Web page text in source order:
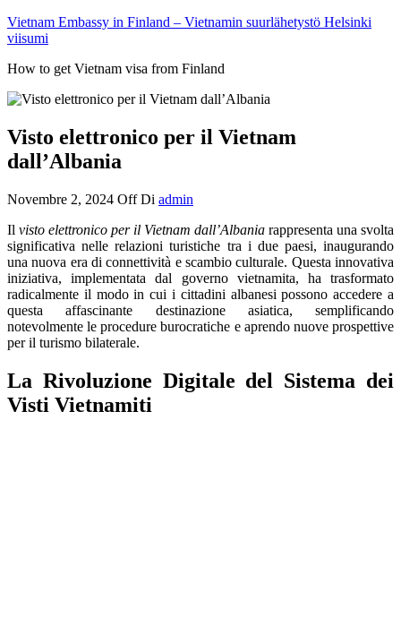
Vietnam Embassy in Finland – Vietnamin suurlähetystö Helsinki
viisumi
How to get Vietnam visa from Finland
Visto elettronico per il Vietnam
dall’Albania
Novembre 2, 2024 OffDi admin
Il visto elettronico per il Vietnam dall’Albania rappresenta una svolta
significativa nelle relazioni turistiche tra i due paesi, inaugurando
una nuova era di connettività e scambio culturale. Questa innovativa
iniziativa, implementata dal governo vietnamita, ha trasformato
radicalmente il modo in cui i cittadini albanesi possono accedere a
questa affascinante destinazione asiatica, semplificando
notevolmente le procedure burocratiche e aprendo nuove prospettive
per il turismo bilaterale.
La Rivoluzione Digitale del Sistema dei
Visti Vietnamiti